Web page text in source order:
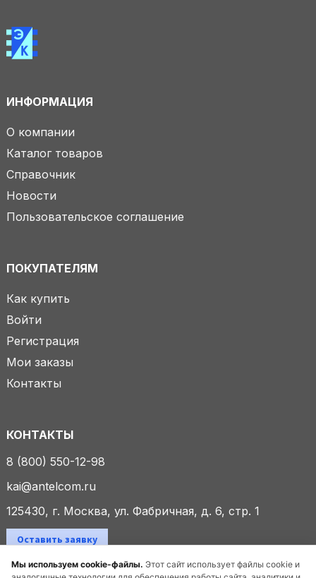
Мы используем cookie-файлы. Этот сайт использует файлы cookie и
ИНФОРМАЦИЯ
О компании
Каталог товаров
Справочник
Новости
Пользовательское соглашение
ПОКУПАТЕЛЯМ
Как купить
Войти
Регистрация
Мои заказы
Контакты
КОНТАКТЫ
8 (800) 550-12-98
kai@antelcom.ru
125430, г. Москва, ул. Фабричная, д. 6, стр. 1
Оставить заявку